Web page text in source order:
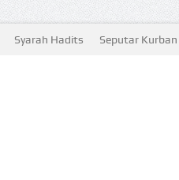
Syarah Hadits Seputar Kurban